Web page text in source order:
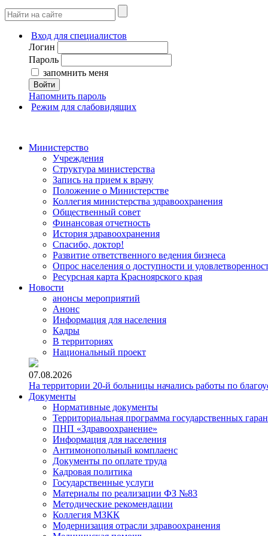
Вход для специалистов
Логин
Пароль
запомнить меня
Войти
Напомнить пароль
Режим для слабовидящих
Министерство
Учреждения
Структура министерства
Запись на прием к врачу
Положение о Министерстве
Коллегия министерства здравоохранения
Общественный совет
Финансовая отчетность
История здравоохранения
Спасибо, доктор!
Развитие ответственного ведения бизнеса
Опрос населения о доступности и
Ресурсная карта Красноярского края
Новости
анонсы мероприятий
Анонс
Информация для населения
Кадры
В территориях
Национальный проект
07.08.2026
На территории 20-й больницы начались работы по
Документы
Нормативные документы
Территориальная программа государственных
ПНП «Здравоохранение»
Информация для населения
Антимонопольный комплаенс
Документы по оплате труда
Кадровая политика
Государственные услуги
Материалы по реализации ФЗ №83
Методические рекомендации
Коллегия МЗКК
Модернизация отрасли здравоохранения